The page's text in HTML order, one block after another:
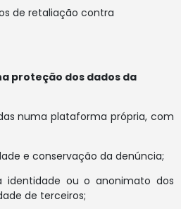
de retaliação contra
proteção dos dados da
numa plataforma própria, com
e conservação da denúncia;
identidade ou o anonimato dos
de terceiros;